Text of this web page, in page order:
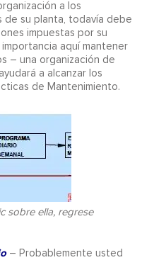
a los
de su planta, todavía debe
impuestas por su
importancia aquí mantener
– una organización de
a alcanzar los
de Mantenimiento.
sobre ella, regrese
– Probablemente usted